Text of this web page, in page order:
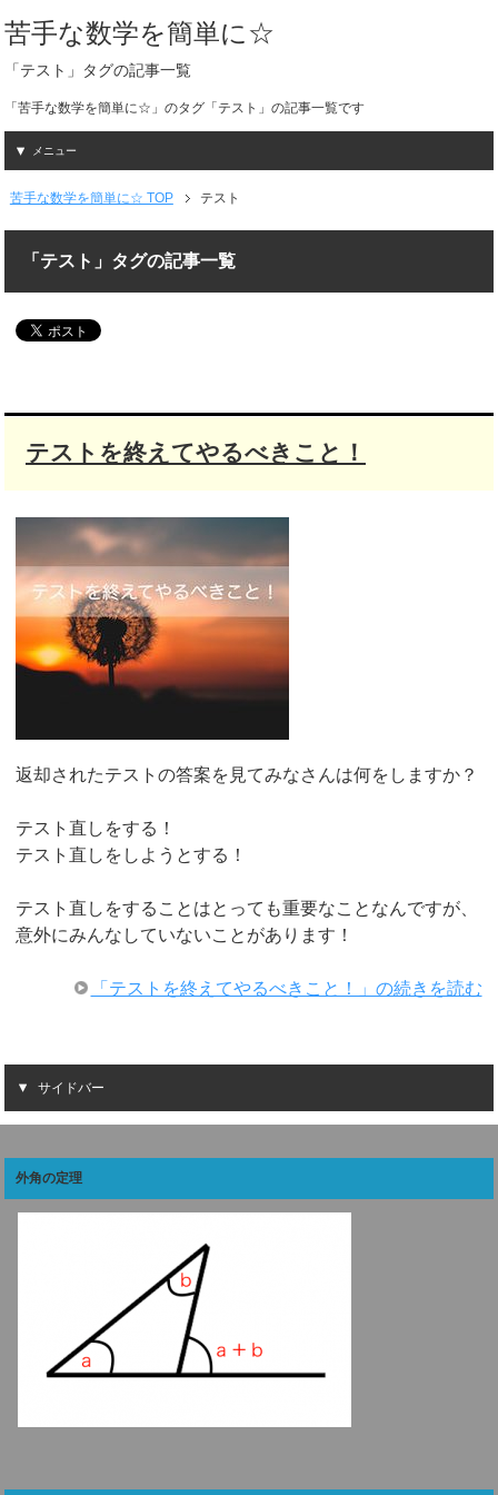
苦手な数学を簡単に☆
「テスト」タグの記事一覧
「苦手な数学を簡単に☆」のタグ「テスト」の記事一覧です
メニュー
苦手な数学を簡単に☆ TOP テスト
「テスト」タグの記事一覧
テストを終えてやるべきこと！
返却されたテストの答案を見てみなさんは何をしますか？
テスト直しをする！
テスト直しをしようとする！
テスト直しをすることはとっても重要なことなんですが、
意外にみんなしていないことがあります！
「テストを終えてやるべきこと！」の続きを読む
サイドバー
外角の定理